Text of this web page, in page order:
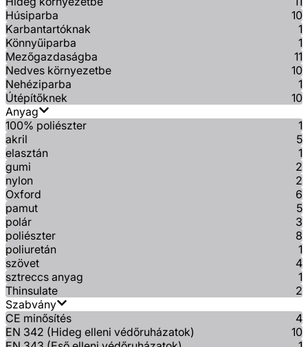
Húsiparba
10
Karbantartóknak
1
Könnyűiparba
1
Mezőgazdaságba
11
Nedves környezetbe
10
Nehéziparba
1
Útépítőknek
10
Anyag
100% poliészter
1
akril
5
elasztán
1
gumi
2
nylon
2
Oxford
6
pamut
5
polár
3
poliészter
8
poliuretán
1
szövet
4
sztreccs anyag
1
Thinsulate
2
Szabvány
CE minősítés
4
EN 342 (Hideg elleni védőruházatok)
10